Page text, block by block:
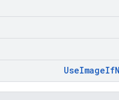
UseImageIf